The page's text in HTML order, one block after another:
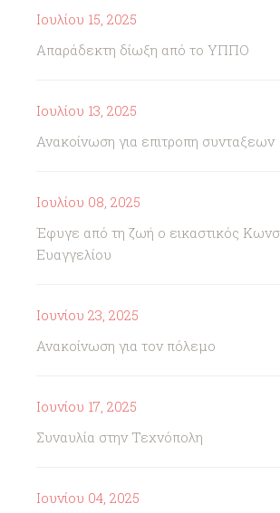
Ιουλίου 15, 2025
Απαράδεκτη δίωξη από το ΥΠΠΟ
Ιουλίου 13, 2025
Ανακοίνωση για επιτροπη συνταξεων
Ιουλίου 08, 2025
Έφυγε από τη ζωή ο εικαστικός
Ευαγγελίου
Ιουνίου 23, 2025
Ανακοίνωση για τον πόλεμο
Ιουνίου 17, 2025
Συναυλία στην Τεχνόπολη
Ιουνίου 04, 2025